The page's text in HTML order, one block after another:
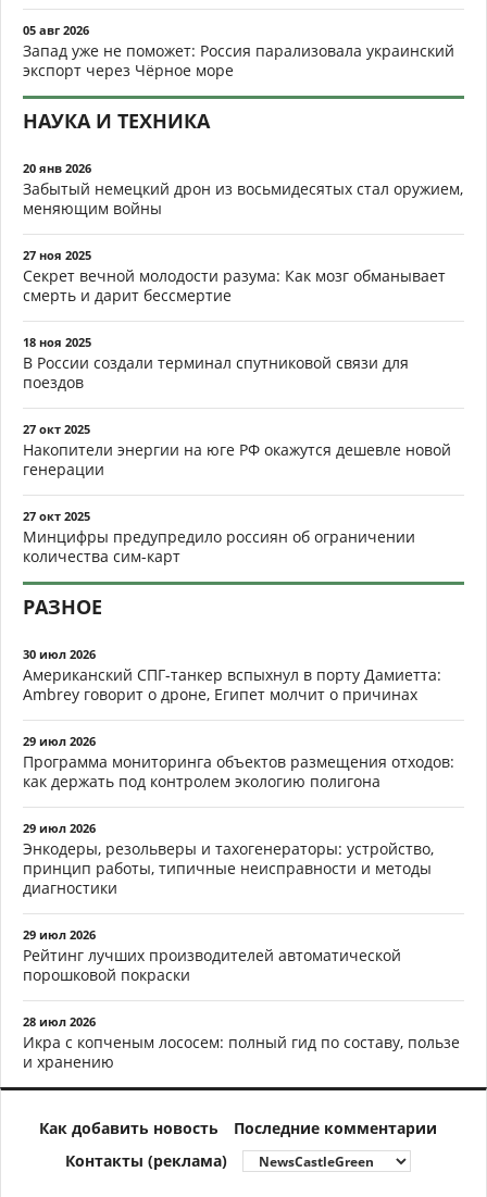
05 авг 2026
Запад уже не поможет: Россия парализовала украинский
экспорт через Чёрное море
НАУКА И ТЕХНИКА
20 янв 2026
Забытый немецкий дрон из восьмидесятых стал оружием,
меняющим войны
27 ноя 2025
Секрет вечной молодости разума: Как мозг обманывает
смерть и дарит бессмертие
18 ноя 2025
В России создали терминал спутниковой связи для
поездов
27 окт 2025
Накопители энергии на юге РФ окажутся дешевле новой
генерации
27 окт 2025
Минцифры предупредило россиян об ограничении
количества сим-карт
РАЗНОЕ
30 июл 2026
Американский СПГ-танкер вспыхнул в порту Дамиетта:
Ambrey говорит о дроне, Египет молчит о причинах
29 июл 2026
Программа мониторинга объектов размещения отходов:
как держать под контролем экологию полигона
29 июл 2026
Энкодеры, резольверы и тахогенераторы: устройство,
принцип работы, типичные неисправности и методы
диагностики
29 июл 2026
Рейтинг лучших производителей автоматической
порошковой покраски
28 июл 2026
Икра с копченым лососем: полный гид по составу, пользе
и хранению
Как добавить новость
Последние комментарии
Контакты (реклама)